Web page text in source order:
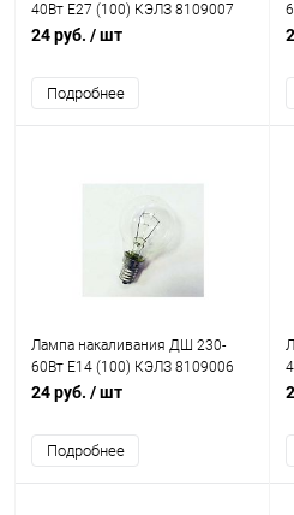
40Вт E27 (100) КЭЛЗ 8109007
24 руб. / шт
Подробнее
Лампа накаливания ДШ 230-
60Вт E14 (100) КЭЛЗ 8109006
24 руб. / шт
Подробнее